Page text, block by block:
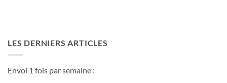
LES DERNIERS ARTICLES
Envoi 1 fois par semaine :